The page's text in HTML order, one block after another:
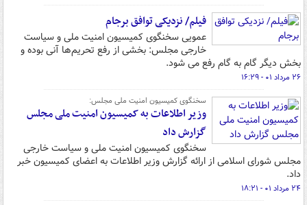
فیلم/ نزدیکی توافق برجام
عمویی سخنگوی کمیسیون امنیت ملی و سیاست
خارجی مجلس: بخشی از رفع تحریم‌ها آنی بوده و
بخش دیگر گام به گام رفع می شود.
۲۶ مرداد ۰۱ - ۱۶:۲۹
سخنگوی کمیسیون امنیت ملی مجلس:
وزیر اطلاعات به کمیسیون امنیت ملی مجلس
گزارش داد
سخنگوی کمیسیون امنیت ملی و سیاست خارجی
مجلس شورای اسلامی از ارائه گزارش وزیر اطلاعات به اعضای کمیسیون خبر
داد.
۲۴ مرداد ۰۱ - ۱۸:۲۱